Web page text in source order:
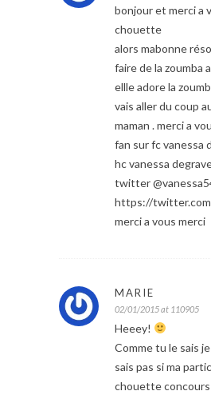
bonjour et merci a
chouette
alors mabonne
faire de la zoumba
ellle adore la
vais aller du coup
maman . merci a
fan sur fc vanessa
hc vanessa
twitter
https://
merci a vous merci
MARIE
02/01/2015 at 110905
Heeey!
Comme tu le sais
sais pas si ma
chouette